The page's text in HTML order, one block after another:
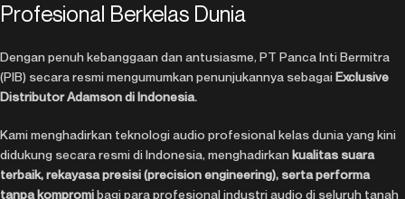
Profesional Berkelas Dunia
Dengan penuh kebanggaan dan antusiasme, PT Panca Inti Bermitra
(PIB) secara resmi mengumumkan penunjukannya sebagaiExclusive
Distributor Adamson di Indonesia.
Kami menghadirkan teknologi audio profesional kelas dunia yang kini
didukung secara resmi di Indonesia, menghadirkankualitas suara
terbaik, rekayasa presisi (precision engineering), serta performa
tanpa kompromibagi para profesional industri audio di seluruh tanah